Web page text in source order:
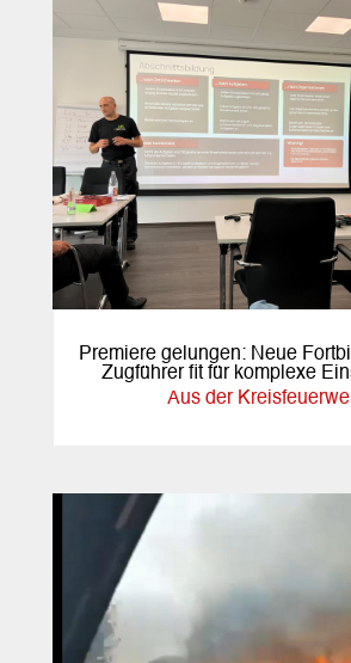
Premiere gelungen: Neue
Zugführer fit für komplexe
Aus der